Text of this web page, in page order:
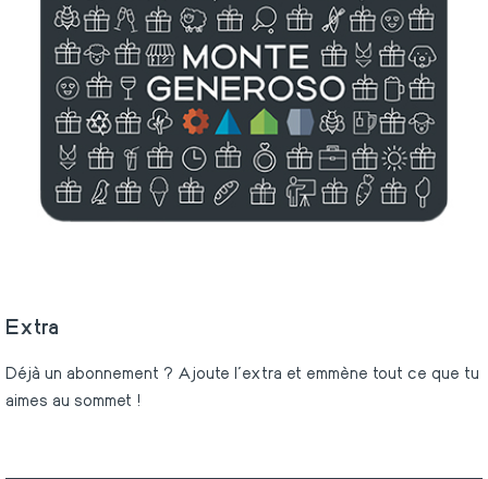
Extra
Déjà un abonnement ? Ajoute l'extra et emmène tout ce que tu
aimes au sommet !